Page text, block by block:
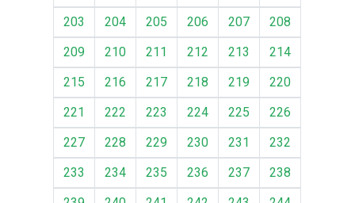
203
204 205 206 207
208
209
210 211 212 213
214
215
216 217 218 219
220
221
222 223 224 225
226
227
228 229 230 231
232
233
234 235 236 237
238